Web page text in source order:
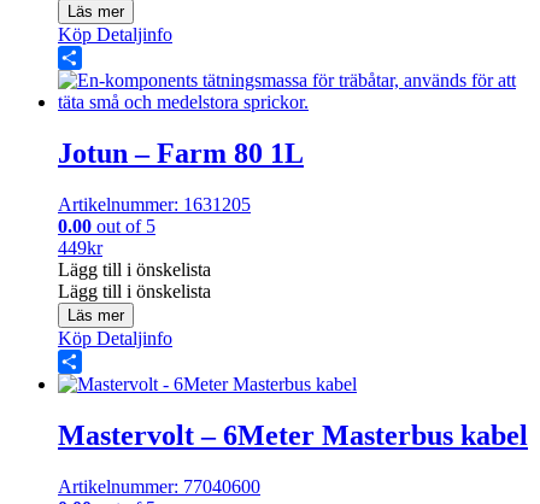
Läs mer
Köp Detaljinfo
Share
Jotun – Farm 80 1L
Artikelnummer: 1631205
0.00 out of 5
449kr
Lägg till i önskelista
Lägg till i önskelista
Läs mer
Köp Detaljinfo
Share
Mastervolt – 6Meter Masterbus kabel
Artikelnummer: 77040600